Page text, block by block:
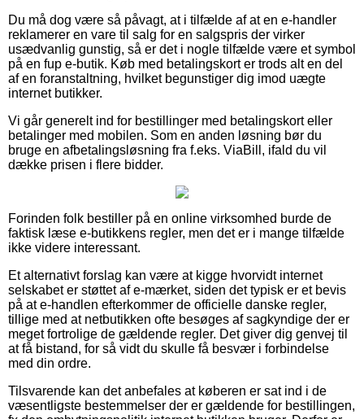
Du må dog være så påvagt, at i tilfælde af at en e-handler
reklamerer en vare til salg for en salgspris der virker
usædvanlig gunstig, så er det i nogle tilfælde være et symbol
på en fup e-butik. Køb med betalingskort er trods alt en del
af en foranstaltning, hvilket begunstiger dig imod uægte
internet butikker.
Vi går generelt ind for bestillinger med betalingskort eller
betalinger med mobilen. Som en anden løsning bør du
bruge en afbetalingsløsning fra f.eks. ViaBill, ifald du vil
dække prisen i flere bidder.
Forinden folk bestiller på en online virksomhed burde de
faktisk læse e-butikkens regler, men det er i mange tilfælde
ikke videre interessant.
Et alternativt forslag kan være at kigge hvorvidt internet
selskabet er støttet af e-mærket, siden det typisk er et bevis
på at e-handlen efterkommer de officielle danske regler,
tillige med at netbutikken ofte besøges af sagkyndige der er
meget fortrolige de gældende regler. Det giver dig genvej til
at få bistand, for så vidt du skulle få besvær i forbindelse
med din ordre.
Tilsvarende kan det anbefales at køberen er sat ind i de
væsentligste bestemmelser der er gældende for bestillingen,